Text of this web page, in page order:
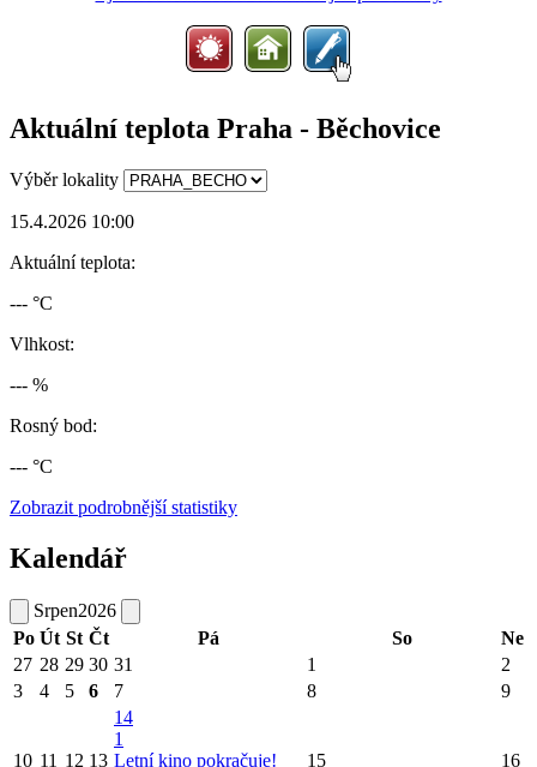
Aktuální teplota Praha - Běchovice
Výběr lokality
15.4.2026 10:00
Aktuální teplota:
--- °C
Vlhkost:
--- %
Rosný bod:
--- °C
Zobrazit podrobnější statistiky
Kalendář
Srpen2026
Po Út St Čt Pá So
Ne
27 28 29 30 31 1
2
3
4 5 6 7 8 9
10 11 12 13
14
1
Letní kino pokračuje!
15 16